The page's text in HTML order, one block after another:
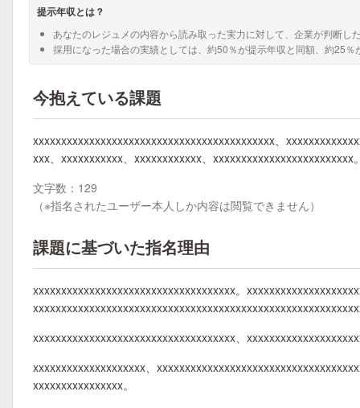
提示年収とは？
あなたのレジュメの内容から読み取った実力に対して、企業が判断
採用になった場合の実績としては、約50％が提示年収と同額、約25
今抱えている課題
xxxxxxxxxxxxxxxxxxxxxxxxxxxxxxxxxxxxxxxxxxx、
xxx、xxxxxxxxxxx、xxxxxxxxxxxx、xxxxxxxxxxxxxxxxxxxxxxxxx
文字数：129
（※指名されたユーザー本人しか内容は閲覧できません）
課題に基づいた指名理由
xxxxxxxxxxxxxxxxxxxxxxxxxxxxxxxxxxxx。
xxxxxxxxxxxxxxxxxxxxxxxxxxxxxxxxxxxx、
xxxxxxxxxxxxxxxxxxxx、
xxxxxxxxxxxxxxxx。